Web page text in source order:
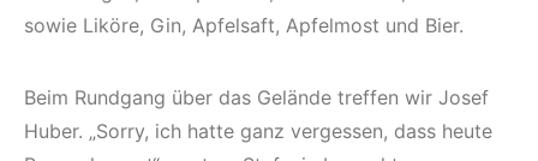
sowie Liköre, Gin, Apfelsaft, Apfelmost und Bier.
Beim Rundgang über das Gelände treffen wir Josef
Huber. „Sorry, ich hatte ganz vergessen, dass heute